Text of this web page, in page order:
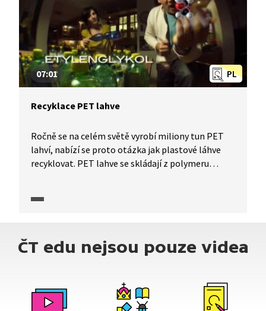
PL
07:01
Recyklace PET lahve
Ročně se na celém světě vyrobí miliony tun PET
lahví, nabízí se proto otázka jak plastové láhve
recyklovat. PET lahve se skládají z polymeru
můžeme plastové lahve spalovat za vzniku oxidu
použít. Vědci se také zabývají otázkou, jak dlouhý
polymerní řetězec rozložit na kratší části, které
ČT edu nejsou pouze videa